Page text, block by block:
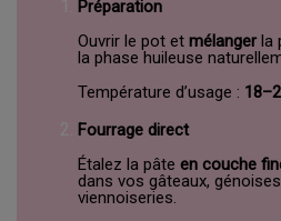
Préparation
Ouvrir le pot et mélangerla
la phase huileuse
Température d’usage :
Fourrage direct
Étalez la pâte en couche
dans vos gâteaux,
viennoiseries.